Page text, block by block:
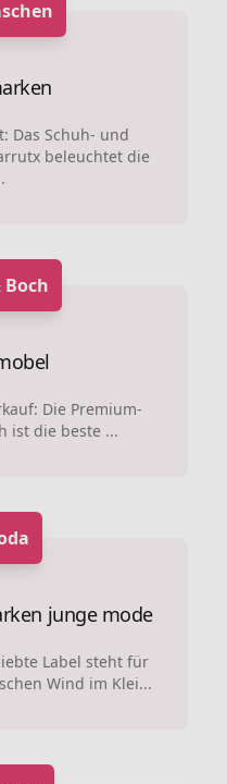
Das Schuh- und
beleuchtet die
Die Premium-
ist die beste ...
junge mode
Label steht für
Wind im Klei...